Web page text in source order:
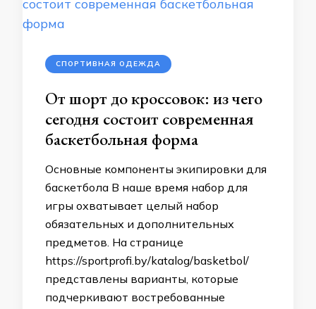
СПОРТИВНАЯ ОДЕЖДА
От шорт до кроссовок: из чего
сегодня состоит современная
баскетбольная форма
Основные компоненты экипировки для
баскетбола В наше время набор для
игры охватывает целый набор
обязательных и дополнительных
предметов. На странице
https://sportprofi.by/katalog/basketbol/
представлены варианты, которые
подчеркивают востребованные